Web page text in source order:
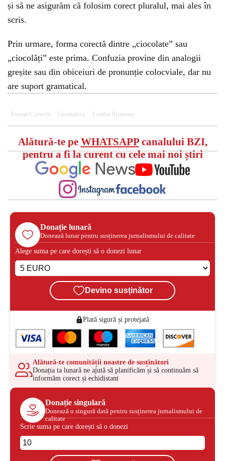
și să ne asigurăm că folosim corect pluralul, mai ales în
scris.
Prin urmare, forma corectă dintre „ciocolate” sau
„ciocolăți” este prima. Confuzia provine din analogii
greșite sau din obiceiuri de pronunție colocviale, dar nu
are suport gramatical.
Forme Corecte Gramatica Limba Romana
Alătură-te pe WHATSAPPcanalului BZI,
pentru a fi la curent cu cele mai noi știri
Donație lunară
Donează lunar pentru susținerea jurnalismului de calitate
Alege suma pe care dorești să o donezi lunar
Devino susținător
Plată sigură și protejată
Alătură-te comunității noastre de susținători
Donația ta lunară ne ajută să planificăm și să continuăm să
informăm corect și echidistant
Donație singulară
Donează o singură dată pentru susținerea jurnalismului de
calitate
Scrie suma pe care dorești să o donezi